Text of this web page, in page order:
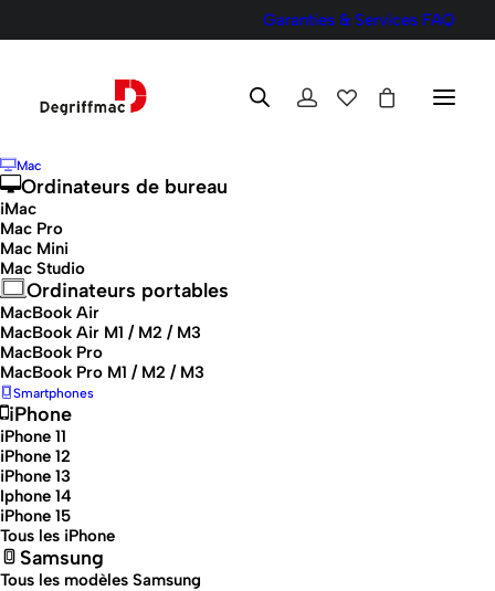
Garanties & Services FAQ
Mac
Ordinateurs de bureau
iMac
Mac Pro
Mac Mini
Mac Studio
Ordinateurs portables
MacBook Air
MacBook Air M1 / M2 / M3
MacBook Pro
MacBook Pro M1 / M2 / M3
Smartphones
iPhone
iPhone 11
iPhone 12
iPhone 13
Iphone 14
iPhone 15
Tous les iPhone
Samsung
Tous les modèles Samsung
Degriffmac, le meilleur
du reconditionné, à prix
dégriffés.
Découvrez notre sélection de
produits reconditionnés,
rigoureusement testés et garantis,
offrant la qualité du neuf à prix
réduit.